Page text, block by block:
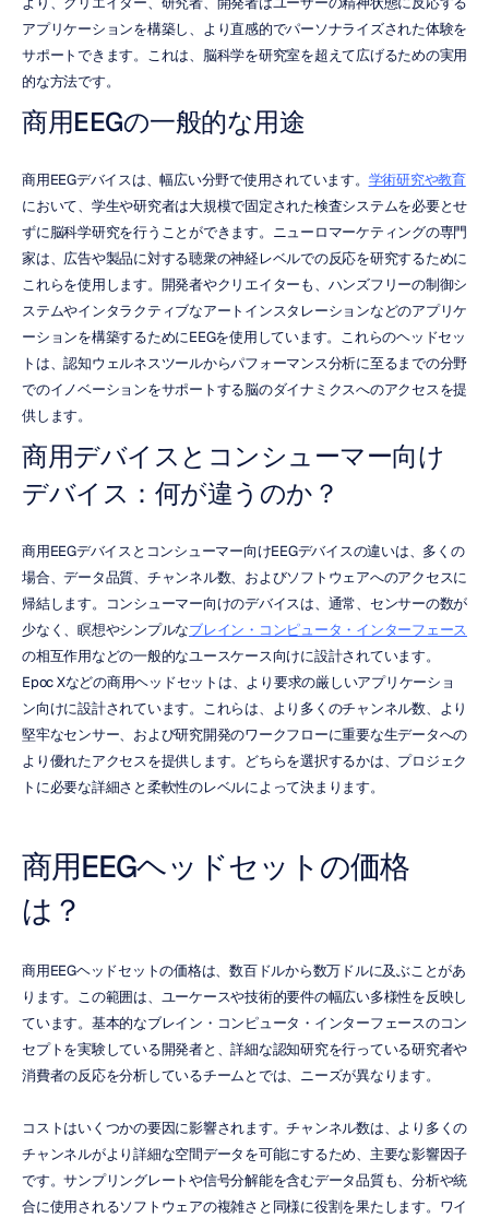
アプリケーションを構築し、より直感的でパーソナライズされた体験を
サポートできます。これは、脳科学を研究室を超えて広げるための実用
的な方法です。
商用EEGの一般的な用途
商用EEGデバイスは、幅広い分野で使用されています。 学術研究や教育
において、学生や研究者は大規模で固定された検査システムを必要とせ
ずに脳科学研究を行うことができます。ニューロマーケティングの専門
家は、広告や製品に対する聴衆の神経レベルでの反応を研究するために
これらを使用します。開発者やクリエイターも、ハンズフリーの制御シ
ステムやインタラクティブなアートインスタレーションなどのアプリケ
ーションを構築するためにEEGを使用しています。これらのヘッドセッ
トは、認知ウェルネスツールからパフォーマンス分析に至るまでの分野
でのイノベーションをサポートする脳のダイナミクスへのアクセスを提
供します。
商用デバイスとコンシューマー向け
デバイス：何が違うのか？
商用EEGデバイスとコンシューマー向けEEGデバイスの違いは、多くの
場合、データ品質、チャンネル数、およびソフトウェアへのアクセスに
帰結します。コンシューマー向けのデバイスは、通常、センサーの数が
少なく、瞑想やシンプルなブレイン・コンピュータ・インターフェース
の相互作用などの一般的なユースケース向けに設計されています。
Epoc Xなどの商用ヘッドセットは、より要求の厳しいアプリケーショ
ン向けに設計されています。これらは、より多くのチャンネル数、より
堅牢なセンサー、および研究開発のワークフローに重要な生データへの
より優れたアクセスを提供します。どちらを選択するかは、プロジェク
トに必要な詳細さと柔軟性のレベルによって決まります。
商用EEGヘッドセットの価格
は？
商用EEGヘッドセットの価格は、数百ドルから数万ドルに及ぶことがあ
ります。この範囲は、ユーケースや技術的要件の幅広い多様性を反映し
ています。基本的なブレイン・コンピュータ・インターフェースのコン
セプトを実験している開発者と、詳細な認知研究を行っている研究者や
消費者の反応を分析しているチームとでは、ニーズが異なります。
コストはいくつかの要因に影響されます。チャンネル数は、より多くの
チャンネルがより詳細な空間データを可能にするため、主要な影響因子
です。サンプリングレートや信号分解能を含むデータ品質も、分析や統
合に使用されるソフトウェアの複雑さと同様に役割を果たします。ワイ